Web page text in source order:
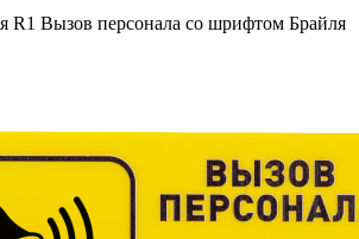
R1 Вызов персонала со шрифтом Брайля